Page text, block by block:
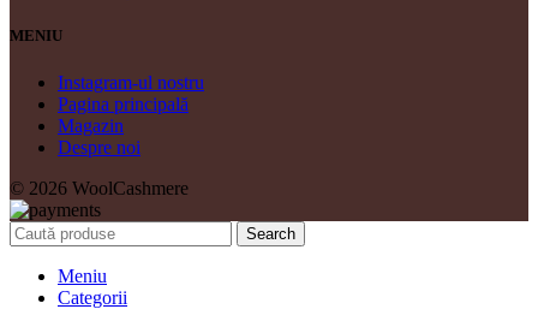
MENIU
Instagram-ul nostru
Pagina principală
Magazin
Despre noi
© 2026 WoolCashmere
Search
Meniu
Categorii